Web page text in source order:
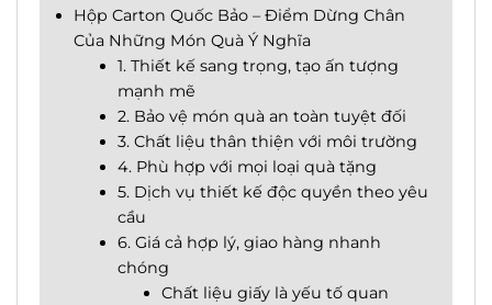
Hộp Carton Quốc Bảo – Điểm Dừng Chân
Của Những Món Quà Ý Nghĩa
1. Thiết kế sang trọng, tạo ấn tượng
mạnh mẽ
2. Bảo vệ món quà an toàn tuyệt đối
3. Chất liệu thân thiện với môi trường
4. Phù hợp với mọi loại quà tặng
5. Dịch vụ thiết kế độc quyền theo yêu
cầu
6. Giá cả hợp lý, giao hàng nhanh
chóng
Chất liệu giấy là yếu tố quan